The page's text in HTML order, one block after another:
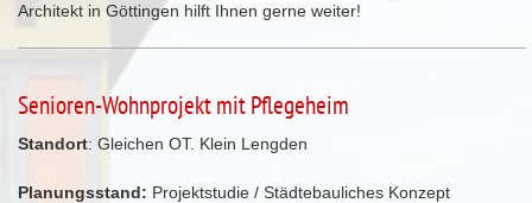
Architekt in Göttingen hilft Ihnen gerne weiter!
Senioren-Wohnprojekt mit Pflegeheim
Standort: Gleichen OT. Klein Lengden
Planungsstand: Projektstudie / Städtebauliches Konzept